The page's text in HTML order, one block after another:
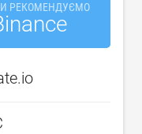
РЕКОМЕНДУЄМО